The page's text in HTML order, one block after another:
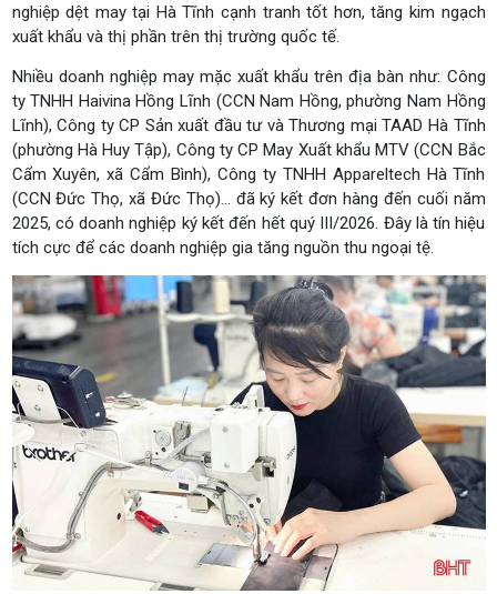
nghiệp dệt may tại Hà Tĩnh cạnh tranh tốt hơn, tăng kim ngạch
xuất khẩu và thị phần trên thị trường quốc tế.
Nhiều doanh nghiệp may mặc xuất khẩu trên địa bàn như: Công
ty TNHH Haivina Hồng Lĩnh (CCN Nam Hồng, phường Nam Hồng
Lĩnh), Công ty CP Sản xuất đầu tư và Thương mại TAAD Hà Tĩnh
(phường Hà Huy Tập), Công ty CP May Xuất khẩu MTV (CCN Bắc
Cẩm Xuyên, xã Cẩm Bình), Công ty TNHH Appareltech Hà Tĩnh
(CCN Đức Thọ, xã Đức Thọ)… đã ký kết đơn hàng đến cuối năm
2025, có doanh nghiệp ký kết đến hết quý III/2026. Đây là tín hiệu
tích cực để các doanh nghiệp gia tăng nguồn thu ngoại tệ.